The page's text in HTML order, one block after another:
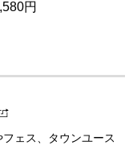
円
ェス、タウンユース